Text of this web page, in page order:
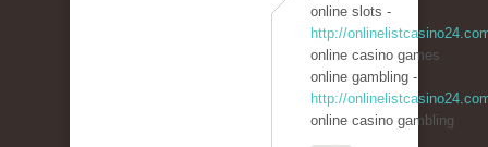
online slots -
http://
online casino games
online gambling -
http://
online casino gambling